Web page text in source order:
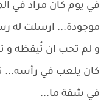
في يوم كان مراد في
موجودة... ارسلت له
و لم تحب ان تُيقظه و
كان يلعب في رأسه...
في شقة ما...